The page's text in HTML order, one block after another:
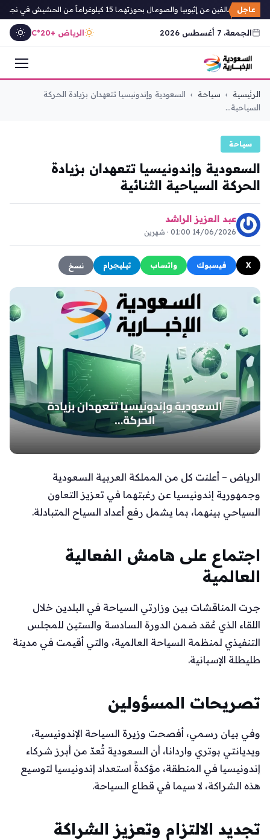
عاجل
مخالفين من إثيوبيا والصومال بحوزتهما 15 كيلوغراماً من الحشيش في نجران
الجمعة، 7 أغسطس 2026 الرياض +20°C
التجاوز
إلى
الرئيسية › سياحة › السعودية وإندونيسيا تتعهدان بزيادة الحركة
السياحية...
سياحة
السعودية وإندونيسيا تتعهدان بزيادة
الحركة السياحية الثنائية
عبد العزيز الراشد
14/06/2026 01:00 · شهرين
X فيسبوك واتساب تيليجرام نسخ
الرياض – أعلنت كل من المملكة العربية السعودية
وجمهورية إندونيسيا عن رغبتهما في تعزيز التعاون
السياحي بينهما، بما يشمل رفع أعداد السياح المتبادلة.
اجتماع على هامش الفعالية
العالمية
جرت المناقشات بين وزارتي السياحة في البلدين خلال
اللقاء الذي عُقد ضمن الدورة السادسة والستين للمجلس
التنفيذي لمنظمة السياحة العالمية، والتي أقيمت في مدينة
طليطلة الإسبانية.
تصريحات المسؤولين
وفي بيان رسمي، أفصحت وزيرة السياحة الإندونيسية،
ويديانتي بوتري واردانا، أن السعودية تُعدّ من أبرز شركاء
إندونيسيا في المنطقة، مؤكدةً استعداد إندونيسيا لتوسيع
هذه الشراكة، لا سيما في قطاع السياحة.
تجديد الالتزام وتعزيز الشراكة